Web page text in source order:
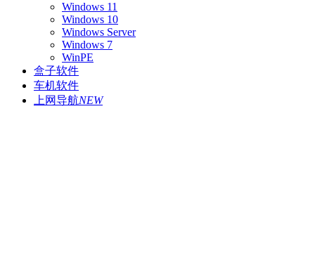
Windows 11
Windows 10
Windows Server
Windows 7
WinPE
盒子软件
车机软件
上网导航NEW